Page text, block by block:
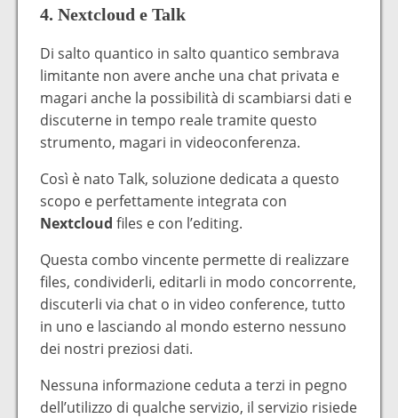
4. Nextcloud e Talk
Di salto quantico in salto quantico sembrava
limitante non avere anche una chat privata e
magari anche la possibilità di scambiarsi dati e
discuterne in tempo reale tramite questo
strumento, magari in videoconferenza.
Così è nato Talk, soluzione dedicata a questo
scopo e perfettamente integrata con
Nextcloud files e con l’editing.
Questa combo vincente permette di realizzare
files, condividerli, editarli in modo concorrente,
discuterli via chat o in video conference, tutto
in uno e lasciando al mondo esterno nessuno
dei nostri preziosi dati.
Nessuna informazione ceduta a terzi in pegno
dell’utilizzo di qualche servizio, il servizio risiede